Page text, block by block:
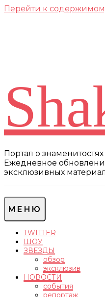
Перейти к
Портал о
Ежедневное
эксклюзивных
МЕНЮ
TWITTER
ШОУ
ЗВЕЗДЫ
обзор
эксклюзив
НОВОСТИ
события
репортаж